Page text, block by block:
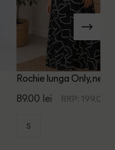
Rochie lunga Only,
89.00 lei RRP: 199.00
S